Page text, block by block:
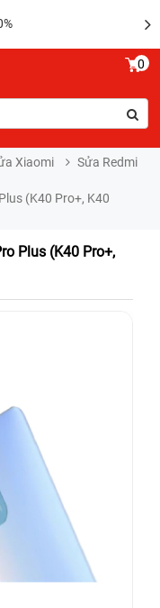
0
Xiaomi
Sửa Redmi
(K40 Pro+, K40
Plus (K40 Pro+,